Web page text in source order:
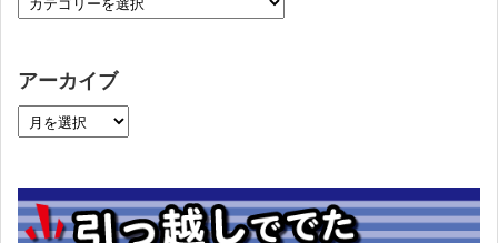
アーカイブ